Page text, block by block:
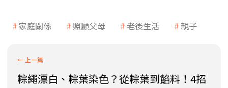
家庭關係 照顧父母 老後生活 親子
粽繩漂白、粽葉染色？從粽葉到餡料！4招